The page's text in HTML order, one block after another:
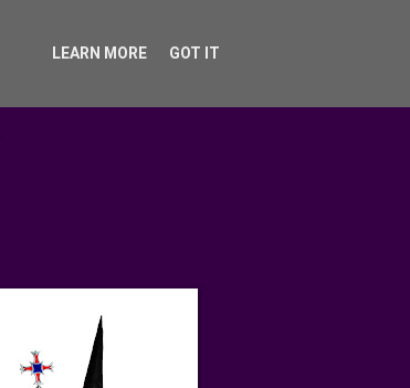
LEARN MORE GOT IT